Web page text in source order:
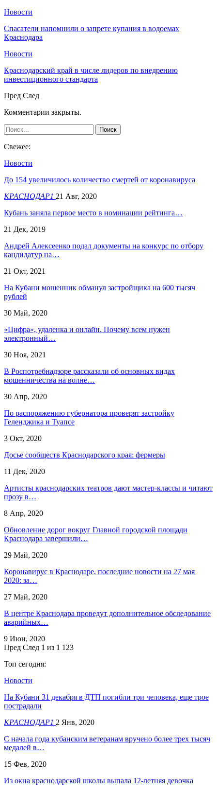
Новости
Спасатели напомнили о запрете купания в водоемах
Краснодара
Новости
Краснодарский край в числе лидеров по внедрению
инвестиционного стандарта
Пред След
Комментарии закрыты.
Свежее:
Новости
До 154 увеличилось количество смертей от коронавируса
КРАСНОДАР1 21 Авг, 2020
Кубань заняла первое место в номинации рейтинга…
21 Дек, 2019
Андрей Алексеенко подал документы на конкурс по отбору
кандидатур на…
21 Окт, 2021
На Кубани мошенник обманул застройщика на 600 тысяч
рублей
30 Май, 2020
«Цифра», удаленка и онлайн. Почему всем нужен
электронный…
30 Ноя, 2021
В Роспотребнадзоре рассказали об основных видах
мошенничества на волне…
30 Апр, 2020
По распоряжению губернатора проверят застройку
Геленджика и Туапсе
3 Окт, 2020
Досье сообществ Краснодарского края: фермеры
11 Дек, 2020
Артисты краснодарских театров дают мастер-классы и читают
прозу в…
8 Апр, 2020
Обновление дорог вокруг Главной городской площади
Краснодара завершили…
29 Май, 2020
Коронавирус в Краснодаре, последние новости на 27 мая
2020: за…
27 Май, 2020
В центре Краснодара проведут дополнительное обследование
аварийных…
9 Июн, 2020
Пред След 1 из 1 123
Топ сегодня:
Новости
На Кубани 31 декабря в ДТП погибли три человека, еще трое
пострадали
КРАСНОДАР1 2 Янв, 2020
С начала года кубанским ветеранам вручено более трех тысяч
медалей в…
15 Фев, 2020
Из окна краснодарской школы выпала 12-летняя девочка